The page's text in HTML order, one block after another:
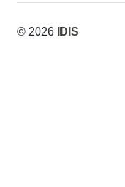
© 2026 IDIS